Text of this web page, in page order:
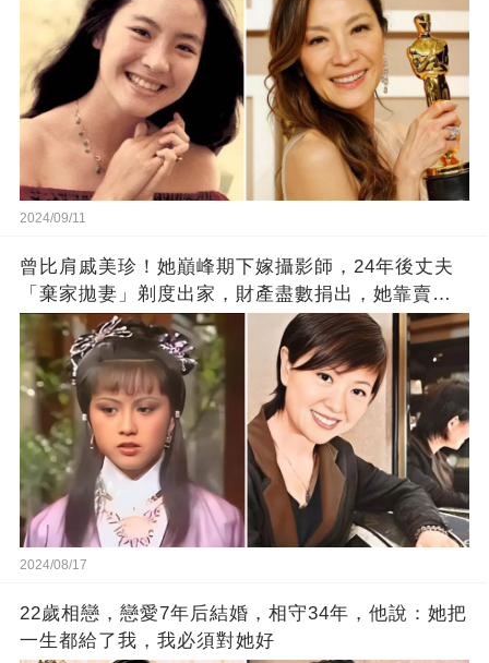
2024/09/11
曾比肩戚美珍！她巔峰期下嫁攝影師，24年後丈夫
「棄家拋妻」剃度出家，財產盡數捐出，她靠賣保
險維生，如今過得怎樣
2024/08/17
22歲相戀，戀愛7年后結婚，相守34年，他說：她把
一生都給了我，我必須對她好